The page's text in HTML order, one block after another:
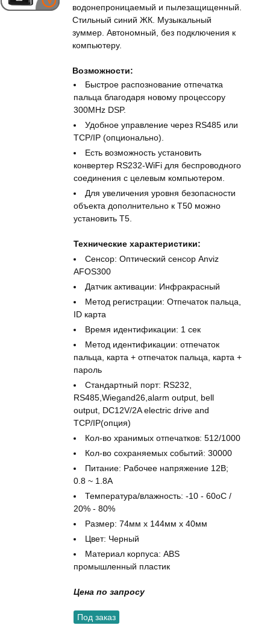
водонепроницаемый и пылезащищенный.
Стильный синий ЖК. Музыкальный
зуммер. Автономный, без подключения к
компьютеру.
Возможности:
Быстрое распознование отпечатка
пальца благодаря новому процессору
300MHz DSP.
Удобное управление через RS485 или
TCP/IP (опционально).
Есть возможность установить
конвертер RS232-WiFi для беспроводного
соединения с целевым компьютером.
Для увеличения уровня безопасности
объекта дополнительно к T50 можно
установить T5.
Технические характеристики:
Сенсор: Оптический сенсор Anviz
AFOS300
Датчик активации: Инфракрасный
Метод регистрации: Отпечаток пальца,
ID карта
Время идентификации: 1 сек
Метод идентификации: отпечаток
пальца, карта + отпечаток пальца, карта +
пароль
Стандартный порт: RS232,
RS485,Wiegand26,alarm output, bell
output, DC12V/2A electric drive and
TCP/IP(опция)
Кол-во хранимых отпечатков: 512/1000
Кол-во сохраняемых событий: 30000
Питание: Рабочее напряжение 12В;
0.8 ~ 1.8A
Температура/влажность: -10 - 60оС /
20% - 80%
Размер: 74мм x 144мм x 40мм
Цвет: Черный
Материал корпуса: ABS
промышленный пластик
Цена по запросу
Под заказ